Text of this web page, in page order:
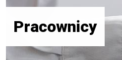
Pracownicy